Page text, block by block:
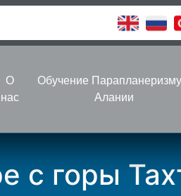
О
нас
Обучение
Алании
с горы